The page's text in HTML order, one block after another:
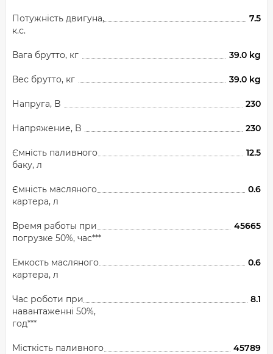
Потужність двигуна,
к.с.
7.5
Вага брутто, кг 39.0 kg
Вес брутто, кг 39.0 kg
Напруга, B 230
Напряжение, B 230
Ємність паливного
баку, л
12.5
Ємність масляного
картера, л
0.6
Время работы при
погрузке 50%, час***
45665
Емкость масляного
картера, л
0.6
Час роботи при
навантаженні 50%,
год***
8.1
Місткість паливного
45789